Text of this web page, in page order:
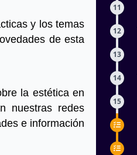
y los temas
de esta
la estética en
nuestras redes
e información
11
12
13
14
15